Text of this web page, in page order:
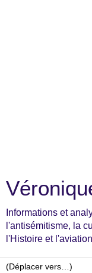
Informations et
l'antisémitisme, la
l'Histoire et